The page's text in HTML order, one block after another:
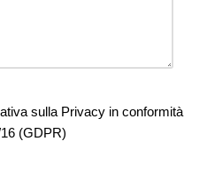
sulla Privacy in conformità
(GDPR)